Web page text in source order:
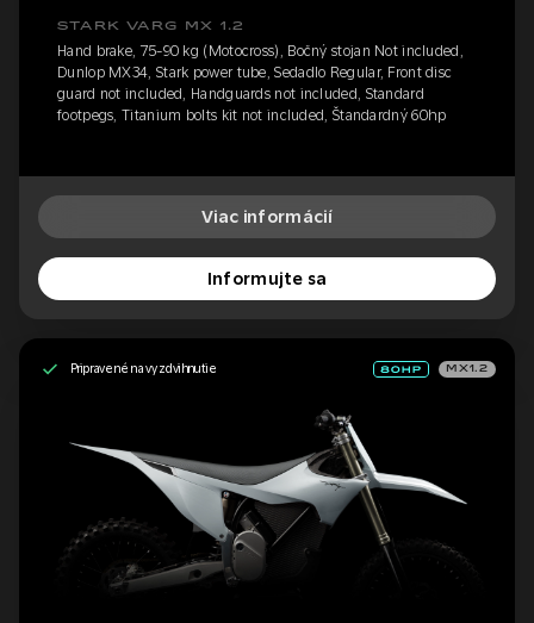
STARK VARG MX 1.2
Hand brake, 75-90 kg (Motocross), Bočný stojan Not included,
Dunlop MX34, Stark power tube, Sedadlo Regular, Front disc
guard not included, Handguards not included, Standard
footpegs, Titanium bolts kit not included, Štandardný 60hp
Viac informácií
Informujte sa
Pripravené na vyzdvihnutie MX1.2